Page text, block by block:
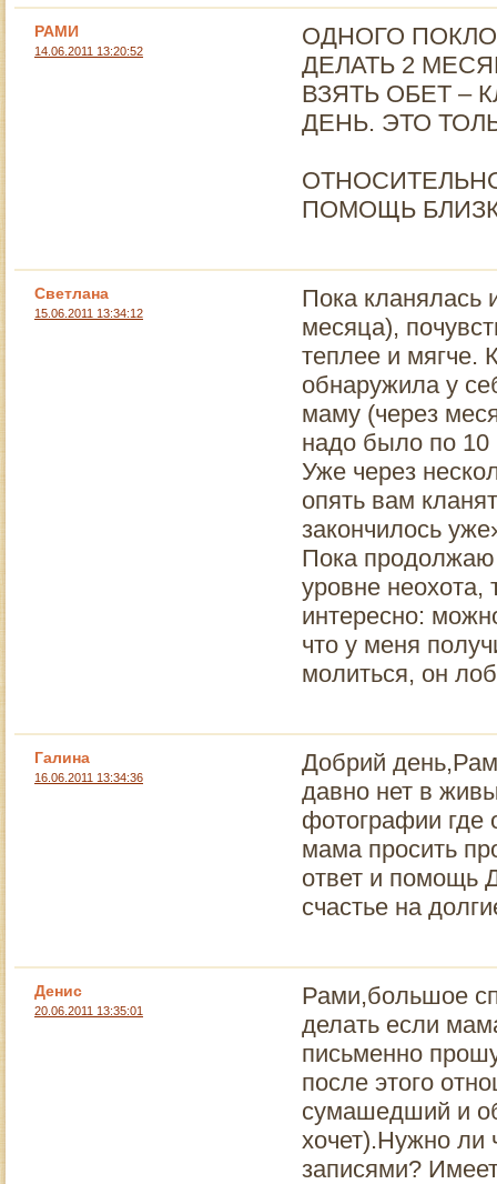
РАМИ
14.06.2011 13:20:52
ОДНОГО
ДЕЛАТЬ 2
ВЗЯТЬ ОБЕТ –
ДЕНЬ. ЭТО
ПОМОЩЬ
Светлана
15.06.2011 13:34:12
Пока кланялась
месяца),
теплее и мягче.
обнаружила у
маму (через
надо было по
Уже через
опять вам
закончилось
Пока
уровне
интересно:
что у меня
молиться, он
Галина
16.06.2011 13:34:36
Добрий
давно нет в
фотографии где
мама просить
ответ и помощь
счастье на
Денис
20.06.2011 13:35:01
Рами,большое
делать если
письменно
после этого
сумашедший и
хочет).Нужно ли
записями?